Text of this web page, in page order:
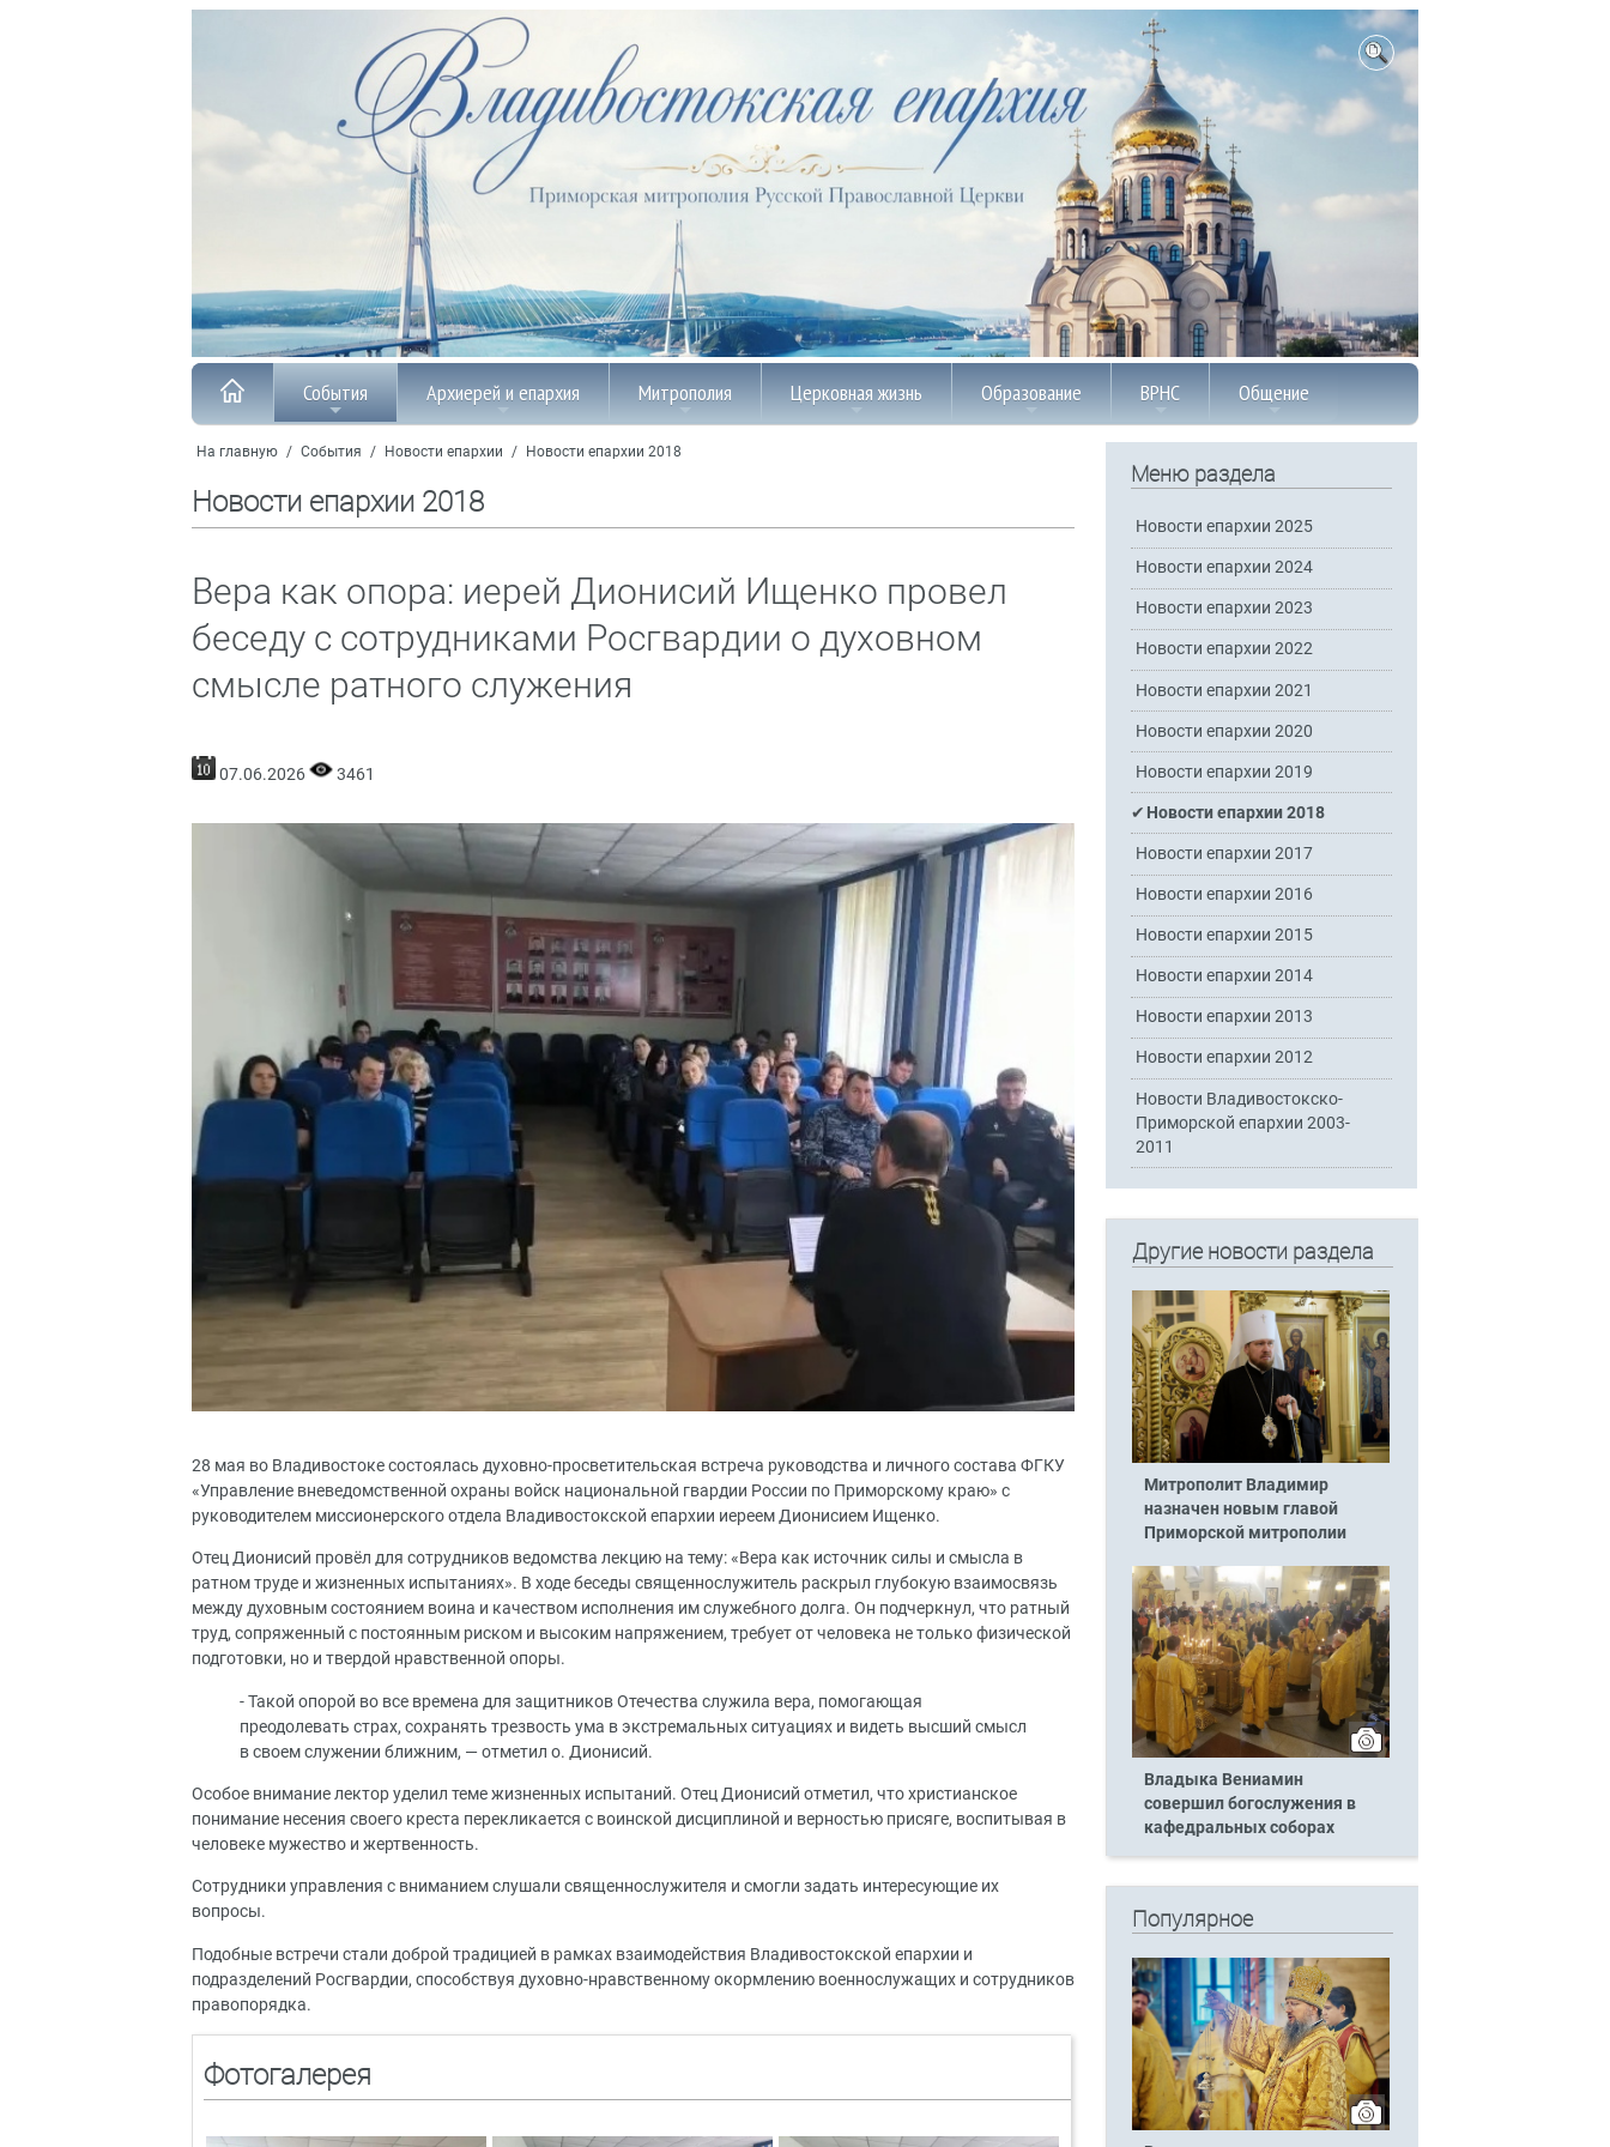
События Архиерей и епархия Митрополия Церковная жизнь Образование ВРНС Общение
На главную / События / Новости епархии / Новости епархии 2018
Новости епархии 2018
Вера как опора: иерей Дионисий Ищенко провел
беседу с сотрудниками Росгвардии о духовном
смысле ратного служения
07.06.2026 3461
28 мая во Владивостоке состоялась духовно-просветительская встреча руководства и личного состава ФГКУ
«Управление вневедомственной охраны войск национальной гвардии России по Приморскому краю» с
руководителем миссионерского отдела Владивостокской епархии иереем Дионисием Ищенко.
Отец Дионисий провёл для сотрудников ведомства лекцию на тему: «Вера как источник силы и смысла в
ратном труде и жизненных испытаниях». В ходе беседы священнослужитель раскрыл глубокую взаимосвязь
между духовным состоянием воина и качеством исполнения им служебного долга. Он подчеркнул, что ратный
труд, сопряженный с постоянным риском и высоким напряжением, требует от человека не только физической
подготовки, но и твердой нравственной опоры.
- Такой опорой во все времена для защитников Отечества служила вера, помогающая
преодолевать страх, сохранять трезвость ума в экстремальных ситуациях и видеть высший смысл
в своем служении ближним, — отметил о. Дионисий.
Особое внимание лектор уделил теме жизненных испытаний. Отец Дионисий отметил, что христианское
понимание несения своего креста перекликается с воинской дисциплиной и верностью присяге, воспитывая в
человеке мужество и жертвенность.
Сотрудники управления с вниманием слушали священнослужителя и смогли задать интересующие их
вопросы.
Подобные встречи стали доброй традицией в рамках взаимодействия Владивостокской епархии и
подразделений Росгвардии, способствуя духовно-нравственному окормлению военнослужащих и сотрудников
правопорядка.
Фотогалерея
Меню раздела
Новости епархии 2025
Новости епархии 2024
Новости епархии 2023
Новости епархии 2022
Новости епархии 2021
Новости епархии 2020
Новости епархии 2019
Новости епархии 2018
Новости епархии 2017
Новости епархии 2016
Новости епархии 2015
Новости епархии 2014
Новости епархии 2013
Новости епархии 2012
Новости Владивостокско-
Приморской епархии 2003-
2011
Другие новости раздела
Митрополит Владимир
назначен новым главой
Приморской митрополии
Владыка Вениамин
совершил богослужения в
кафедральных соборах
Популярное